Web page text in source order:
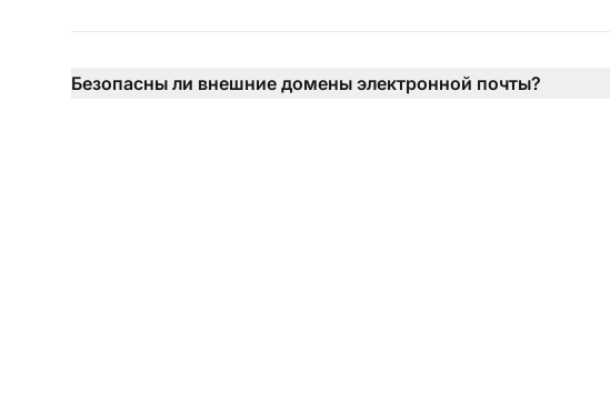
Безопасны ли внешние домены электронной почты?